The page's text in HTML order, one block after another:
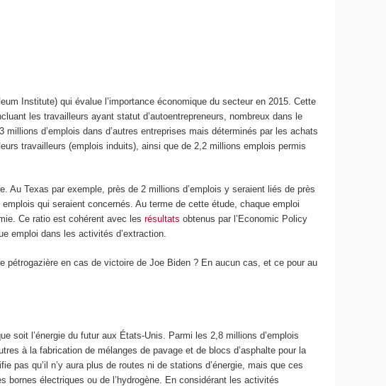
Institute) qui évalue l’importance économique du secteur en 2015. Cette
les travailleurs ayant statut d’autoentrepreneurs, nombreux dans le
d’emplois dans d’autres entreprises mais déterminés par les achats
travailleurs (emplois induits), ainsi que de 2,2 millions emplois permis
Texas par exemple, près de 2 millions d’emplois y seraient liés de près
qui seraient concernés. Au terme de cette étude, chaque emploi
Ce ratio est cohérent avec lesrésultats obtenus par l’Economic Policy
emploi dans les activités d’extraction.
pétrogazière en cas de victoire de Joe Biden ? En aucun cas, et ce pour au
soit l’énergie du futur aux États-Unis. Parmi les 2,8 millions d’emplois
à la fabrication de mélanges de pavage et de blocs d’asphalte pour la
qu’il n’y aura plus de routes ni de stations d’énergie, mais que ces
électriques ou de l’hydrogène. En considérant les activités